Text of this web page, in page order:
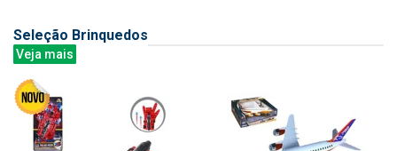
Seleção Brinquedos
Veja mais